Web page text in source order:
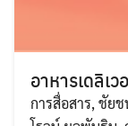
อาหารเดลิเ
การสื่อสาร, ชัยช